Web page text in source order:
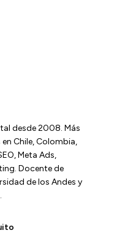
desde 2008. Más
Chile, Colombia,
Meta Ads,
Docente de
de los Andes y